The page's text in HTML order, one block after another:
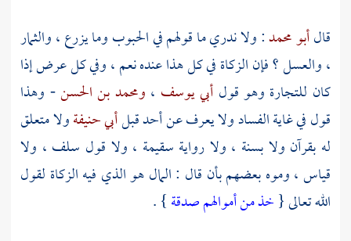
قالأبو محمد: ولا ندري ما قولهم في الحبوب وما يزرع ، والثمار
، والعسل ؟ فإن الزكاة في كل هذا عنده نعم ، وفي كل عرض إذا
كان للتجارة وهو قول أبي يوسف ، ومحمد بن الحسن- وهذا
قول في غاية الفساد ولا يعرف عن أحد قبلأبي حنيفةولا متعلق
له بقرآن ولا بسنة ، ولا رواية سقيمة ، ولا قول سلف ، ولا
قياس ، وموه بعضهم بأن قال : المال هو الذي فيه الزكاة لقول
الله تعالى {خذ من أموالهم صدقة} .